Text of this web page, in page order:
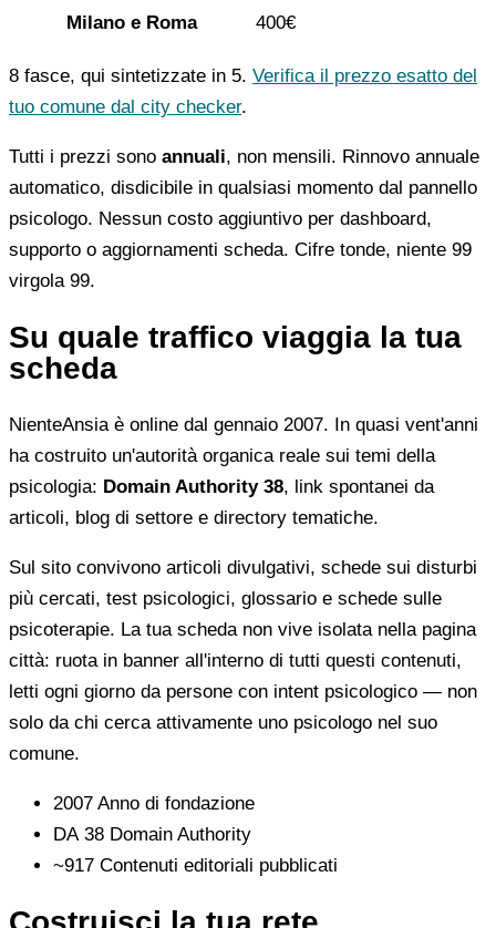
Milano e Roma
400€
8 fasce, qui sintetizzate in 5. Verifica il prezzo esatto del
tuo comune dal city checker.
Tutti i prezzi sono annuali, non mensili. Rinnovo annuale
automatico, disdicibile in qualsiasi momento dal pannello
psicologo. Nessun costo aggiuntivo per dashboard,
supporto o aggiornamenti scheda. Cifre tonde, niente 99
virgola 99.
Su quale traffico viaggia la tua
scheda
NienteAnsia è online dal gennaio 2007. In quasi vent'anni
ha costruito un'autorità organica reale sui temi della
psicologia: Domain Authority 38, link spontanei da
articoli, blog di settore e directory tematiche.
Sul sito convivono articoli divulgativi, schede sui disturbi
più cercati, test psicologici, glossario e schede sulle
psicoterapie. La tua scheda non vive isolata nella pagina
città: ruota in banner all'interno di tutti questi contenuti,
letti ogni giorno da persone con intent psicologico — non
solo da chi cerca attivamente uno psicologo nel suo
comune.
2007 Anno di fondazione
DA 38 Domain Authority
~917 Contenuti editoriali pubblicati